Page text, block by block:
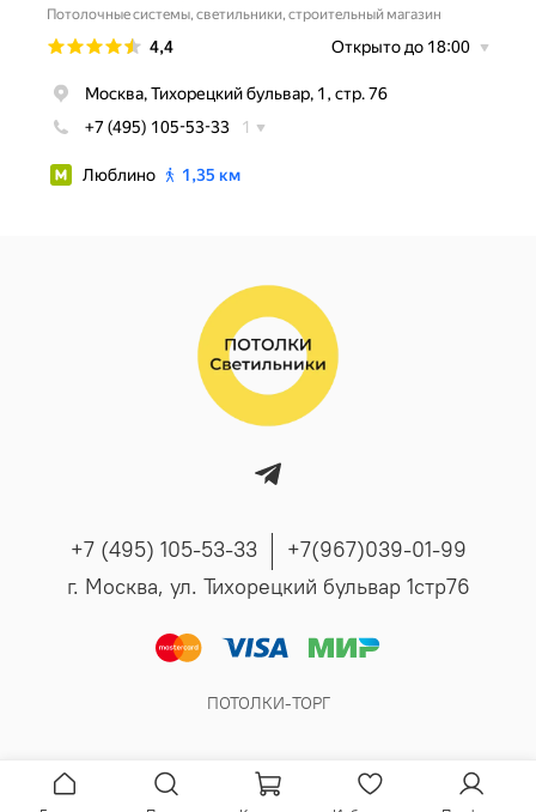
+7 (495) 105-53-33
+7(967)039-01-99
г. Москва, ул. Тихорецкий бульвар 1стр76
ПОТОЛКИ-ТОРГ